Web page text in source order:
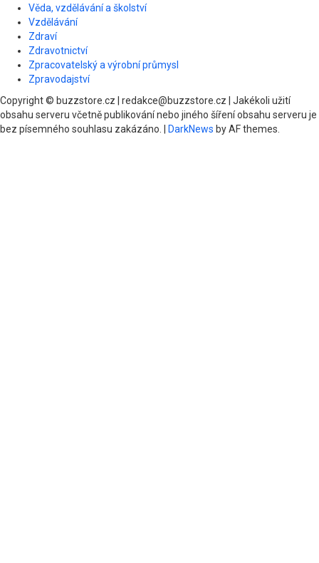
Věda, vzdělávání a školství
Vzdělávání
Zdraví
Zdravotnictví
Zpracovatelský a výrobní průmysl
Zpravodajství
Copyright © buzzstore.cz | redakce@buzzstore.cz | Jakékoli užití
obsahu serveru včetně publikování nebo jiného šíření obsahu serveru je
bez písemného souhlasu zakázáno.
DarkNews by AF themes.